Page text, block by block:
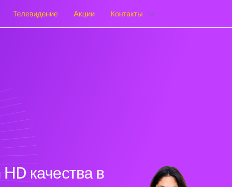
Телевидение Акции Контакты
качества в